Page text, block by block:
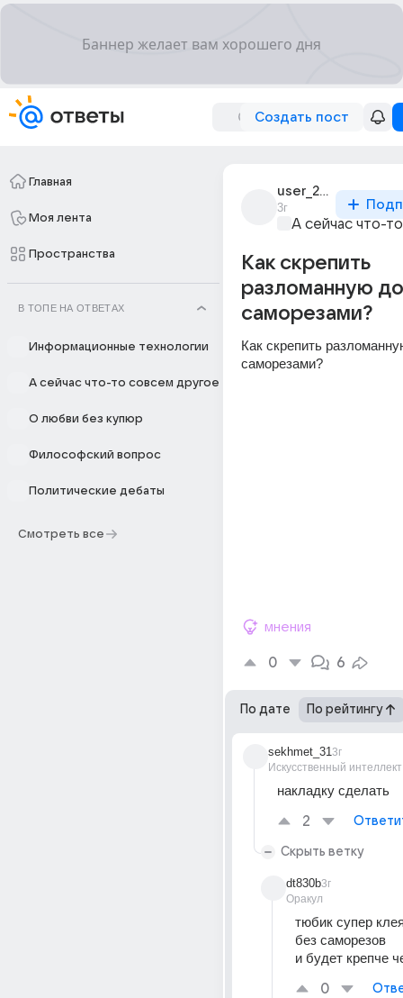
Создать пост
Главная
Моя лента
Пространства
В ТОПЕ НА ОТВЕТАХ
Информационные технологии
А сейчас что-то совсем другое
О любви без купюр
Философский вопрос
Политические дебаты
Смотреть все
user_287558730
3г
А сейчас что-
Как скрепить
разломанную
саморезами?
Как скрепить
саморезами?
мнения
0 6
По дате По рейтингу
sekhmet_31
Искусственный интеллект
3г
накладку сделать
2
Скрыть ветку
dt830b
Оракул
3г
тюбик супер
без саморезов
и будет крепче
0